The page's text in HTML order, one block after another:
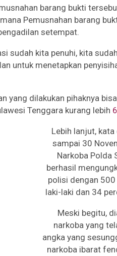
barang bukti
Pemusnahan barang
setempat.
sudah kita penuhi, kita
untuk menetapkan
yang dilakukan pihaknya
Tenggara kurang lebih
Lebih lanjut,
sampai 30
Narkoba Polda
berhasil
polisi dengan
laki-laki dan 34
Meski begitu,
narkoba yang
angka yang
narkoba ibarat